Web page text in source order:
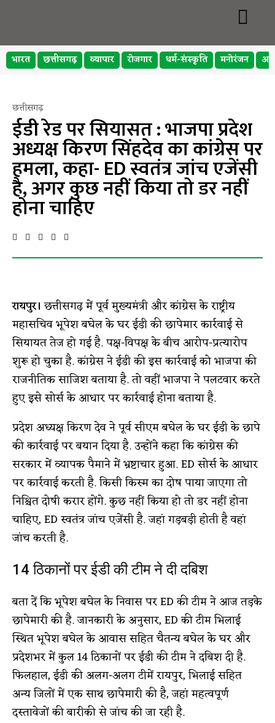
भारत छत्तीसगढ़ व्यापार रोजगार धर्म-संस्कृति मनोरंजन
छत्तीसगढ़
ईडी रेड पर सियासत : भाजपा प्रदेश
अध्यक्ष किरण सिंहदेव का कांग्रेस पर
हमला, कहा- ED स्वतंत्र जांच एजेंसी
है, अगर कुछ नहीं किया तो डर नहीं
होना चाहिए
रायपुर।छत्तीसगढ़ में पूर्व मुख्यमंत्री और कांग्रेस के राष्ट्रीय
महासचिव भूपेश बघेल के घर ईडी की छापेमार कार्रवाई से
सियायत तेज हो गई है. पक्ष-विपक्ष के बीच आरोप-प्रत्यारोप
शुरू हो चुका है. कांग्रेस ने ईडी की इस कार्रवाई को भाजपा की
राजनीतिक साजिश बताया है. तो वहीं भाजपा ने पलटवार करते
हुए इसे सोर्स के आधार पर कार्रवाई होना बताया है.
प्रदेश अध्यक्ष किरण देव ने पूर्व सीएम बघेल के घर ईडी के छापे
की कार्रवाई पर बयान दिया है. उन्होंने कहा कि कांग्रेस की
सरकार में व्यापक पैमाने में भ्रष्टाचार हुआ. ED सोर्स के आधार
पर कार्रवाई करती है. किसी किस्म का दोष पाया जाएगा तो
निश्चित दोषी करार होंगे. कुछ नहीं किया हो तो डर नहीं होना
चाहिए, ED स्वतंत्र जांच एजेंसी है. जहां गड़बड़ी होती है वहां
जांच करती है.
14 ठिकानों पर ईडी की टीम ने दी दबिश
बता दें कि भूपेश बघेल के निवास पर ED की टीम ने आज तड़के
छापेमारी की है. जानकारी के अनुसार, ED की टीम भिलाई
स्थित भूपेश बघेल के आवास सहित चैतन्य बघेल के घर और
प्रदेशभर में कुल 14 ठिकानों पर ईडी की टीम ने दबिश दी है.
फिलहाल, ईडी की अलग-अलग टीमें रायपुर, भिलाई सहित
अन्य जिलों में एक साथ छापेमारी की है, जहां महत्वपूर्ण
दस्तावेजों की बारीकी से जांच की जा रही है.